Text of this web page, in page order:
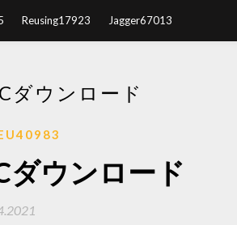
Reusing17923 Jagger67013
ダウンロード
ダウンロード